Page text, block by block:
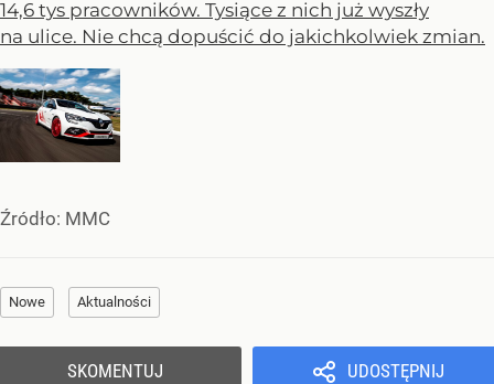
14,6 tys pracowników. Tysiące z nich już wyszły
na ulice. Nie chcą dopuścić do jakichkolwiek zmian.
Źródło: MMC
Nowe Aktualności
UDOSTĘPNIJ
SKOMENTUJ